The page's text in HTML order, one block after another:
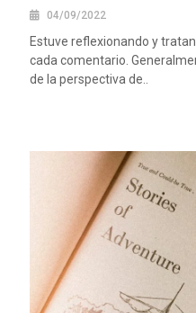
04/09/2022
Estuve reflexionando y
cada comentario.
de la perspectiva de..